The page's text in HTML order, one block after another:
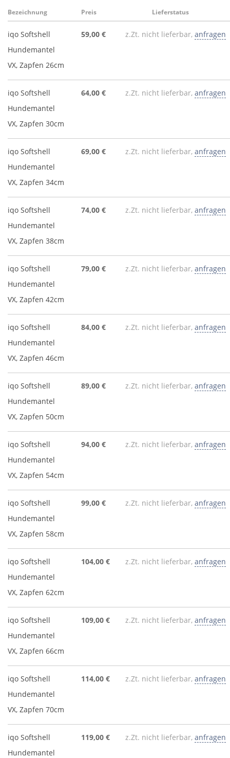
Bezeichnung Preis Lieferstatus
iqo Softshell
Hundemantel
VX, Zapfen 26cm
59,00 € z.Zt. nicht lieferbar, anfragen
iqo Softshell
Hundemantel
VX, Zapfen 30cm
64,00 € z.Zt. nicht lieferbar, anfragen
iqo Softshell
Hundemantel
VX, Zapfen 34cm
69,00 € z.Zt. nicht lieferbar, anfragen
iqo Softshell
Hundemantel
VX, Zapfen 38cm
74,00 € z.Zt. nicht lieferbar, anfragen
iqo Softshell
Hundemantel
VX, Zapfen 42cm
79,00 € z.Zt. nicht lieferbar, anfragen
iqo Softshell
Hundemantel
VX, Zapfen 46cm
84,00 € z.Zt. nicht lieferbar, anfragen
iqo Softshell
Hundemantel
VX, Zapfen 50cm
89,00 € z.Zt. nicht lieferbar, anfragen
iqo Softshell
Hundemantel
VX, Zapfen 54cm
94,00 € z.Zt. nicht lieferbar, anfragen
iqo Softshell
Hundemantel
VX, Zapfen 58cm
99,00 € z.Zt. nicht lieferbar, anfragen
iqo Softshell
Hundemantel
VX, Zapfen 62cm
104,00 € z.Zt. nicht lieferbar, anfragen
iqo Softshell
Hundemantel
VX, Zapfen 66cm
109,00 € z.Zt. nicht lieferbar, anfragen
iqo Softshell
Hundemantel
VX, Zapfen 70cm
114,00 € z.Zt. nicht lieferbar, anfragen
iqo Softshell
Hundemantel
119,00 € z.Zt. nicht lieferbar, anfragen